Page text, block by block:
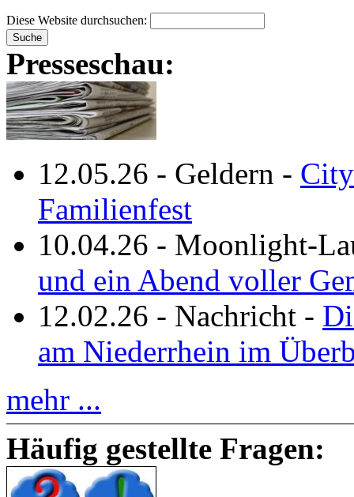
Diese Website durchsuchen:
Presseschau:
12.05.26 - Geldern -
Familienfest
10.04.26 - Moonlight-
und ein Abend voller
12.02.26 - Nachricht -
am Niederrhein im
mehr ...
Häufig gestellte Fragen: